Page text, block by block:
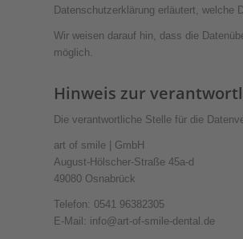
Datenschutzerklärung erläutert, welche
Wir weisen darauf hin, dass die
möglich.
Hinweis zur
Die verantwortliche Stelle für die
art of smile | GmbH
August-Hölscher-Straße 45a-d
49080 Osnabrück
Telefon: 0541 96382305
E-Mail: info@art-of-smile-dental.de